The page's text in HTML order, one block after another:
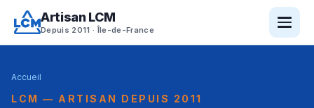
Artisan LCM
Depuis 2011 · Île-de-France
Accueil
LCM — ARTISAN DEPUIS 2011